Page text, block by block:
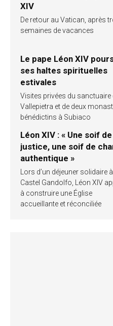
XIV
De retour au Vatican, après
semaines de vacances
Le pape Léon XIV
ses haltes spirituelles
estivales
Visites privées du sanctuaire
Vallepietra et de deux
bénédictins à Subiaco
Léon XIV : « Une soif de
justice, une soif de
authentique »
Lors d’un déjeuner solidaire à
Castel Gandolfo, Léon XIV
à construire une Église
accueillante et réconciliée